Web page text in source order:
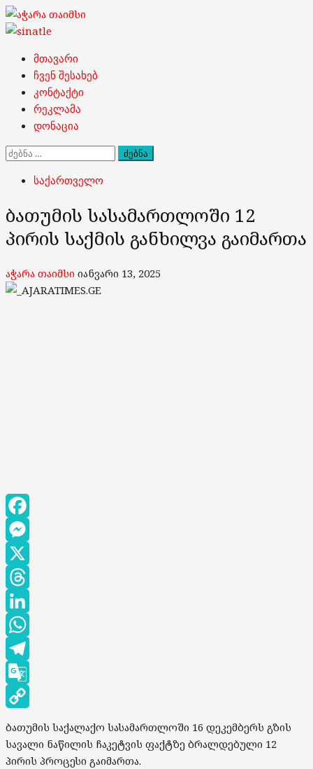
Skip
to
Primary
Menu
მთავარი
ჩვენ შესახებ
კონტაქტი
რეკლამა
დონაცია
ძებნა:
საქართველო
ბათუმის სასამართლოში 12
პირის საქმის განხილვა გაიმართა
აჭარა თაიმსი იანვარი 13, 2025
Facebook
Messenger
X
Threads
LinkedIn
WhatsApp
Telegram
Google
Translate
Copy
Link
ბათუმის საქალაქო სასამართლოში 16 დეკემბერს გზის
სავალი ნაწილის ჩაკეტვის ფაქტზე ბრალდებული 12
პირის პროცესი გაიმართა.